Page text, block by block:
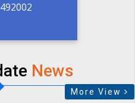
News
More View
आयोजन - 21-02-2026
संरक्षण पर दो दिवसीय क्षेत्रीय कार्यशाला